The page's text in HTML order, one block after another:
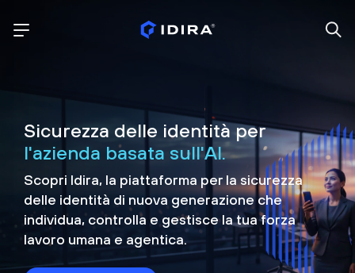
Sicurezza delle identità per
l'azienda basata sull'AI.
Scopri Idira, la piattaforma per la sicurezza
delle identità di nuova generazione che
individua, controlla e gestisce la tua forza
lavoro umana e agentica.